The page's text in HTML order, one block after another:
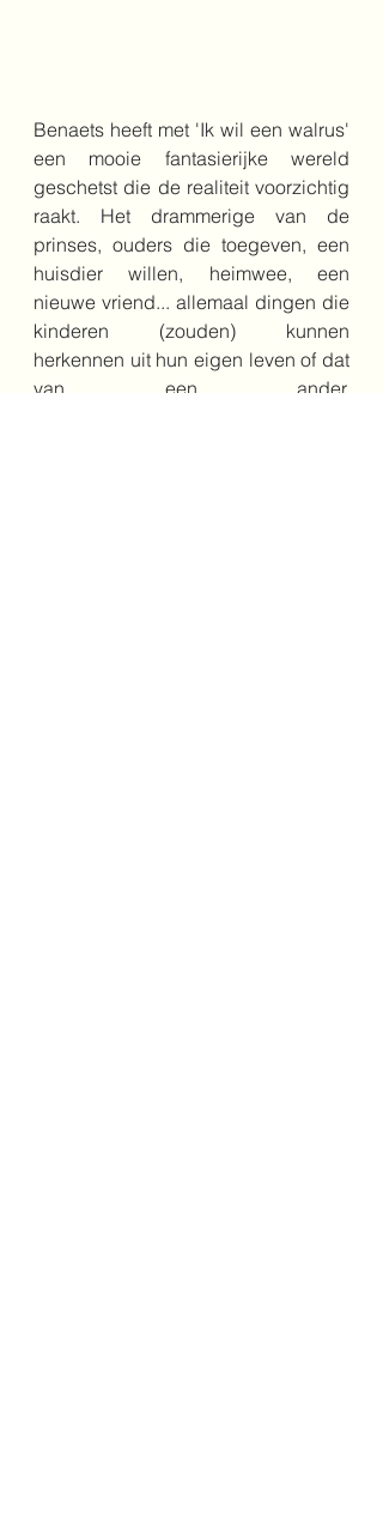
Benaets heeft met 'Ik wil een walrus'
een mooie fantasierijke wereld
geschetst die de realiteit voorzichtig
raakt. Het drammerige van de
prinses, ouders die toegeven, een
huisdier willen, heimwee, een
nieuwe vriend... allemaal dingen die
kinderen (zouden) kunnen
herkennen uit hun eigen leven of dat
van een ander.